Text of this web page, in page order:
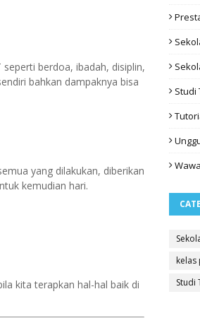
berdoa, ibadah, disiplin,
bahkan dampaknya bisa
yang dilakukan, diberikan
kemudian hari.
kita terapkan hal-hal baik di
Studi
kelas
Studi